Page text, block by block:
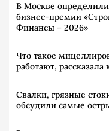
В Москве
бизнес-премии
Финансы – 2026»
Что такое
работают,
Свалки, грязные
обсудили самые